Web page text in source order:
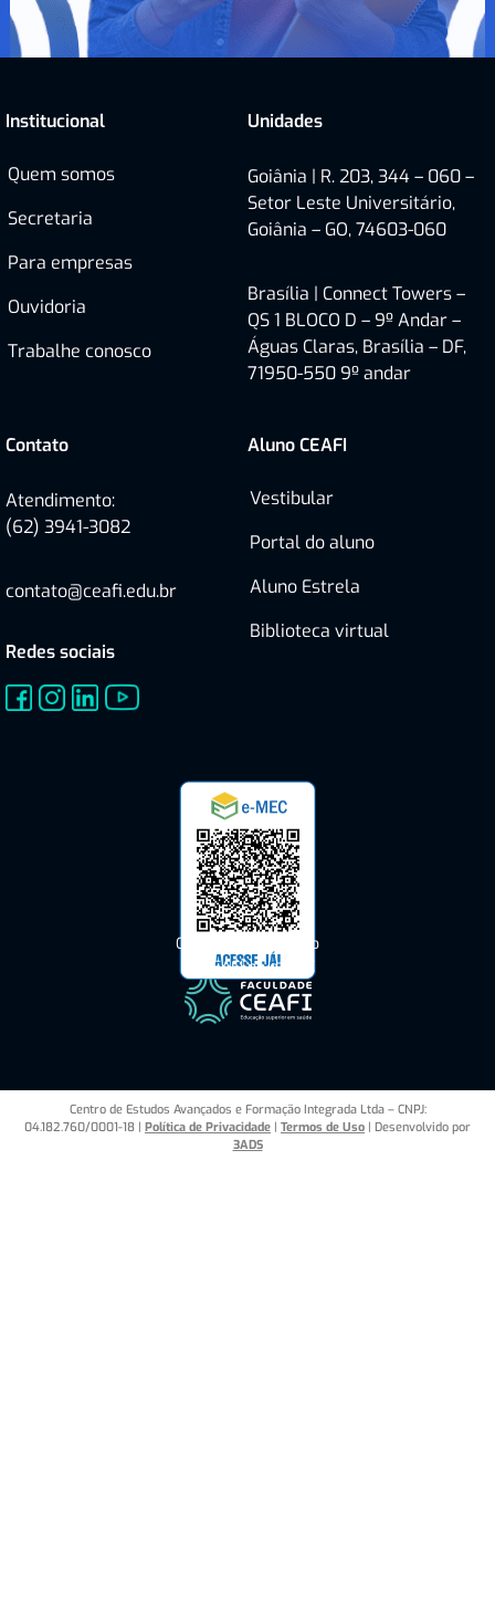
Institucional
Quem somos
Secretaria
Para empresas
Ouvidoria
Trabalhe conosco
Unidades
Goiânia | R. 203, 344 – 060 –
Setor Leste Universitário,
Goiânia – GO, 74603-060
Brasília | Connect Towers –
QS 1 BLOCO D – 9º Andar –
Águas Claras, Brasília – DF,
71950-550 9º andar
Contato
Atendimento:
(62) 3941-3082
contato@ceafi.edu.br
Redes sociais
Aluno CEAFI
Vestibular
Portal do aluno
Aluno Estrela
Biblioteca virtual
Consulte o Cadastro
do CEAFI no e-MEC
Centro de Estudos Avançados e Formação Integrada Ltda – CNPJ:
04.182.760/0001-18 | Política de Privacidade | Termos de Uso | Desenvolvido por
3ADS